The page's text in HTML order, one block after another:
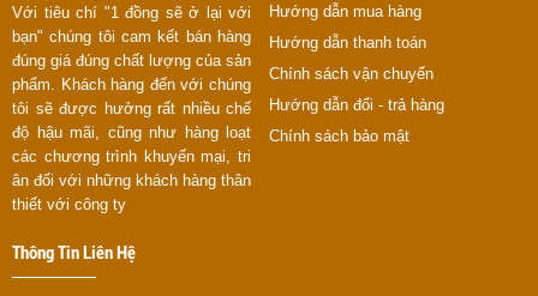
Với tiêu chí "1 đồng sẽ ở lại với
bạn" chúng tôi cam kết bán hàng
đúng giá đúng chất lượng của sản
phẩm. Khách hàng đến với chúng
tôi sẽ được hưởng rất nhiều chế
độ hậu mãi, cũng như hàng loạt
các chương trình khuyến mại, tri
ân đối với những khách hàng thân
thiết với công ty
Hướng dẫn mua hàng
Hướng dẫn thanh toán
Chính sách vận chuyển
Hướng dẫn đổi - trả hàng
Chính sách bảo mật
Thông Tin Liên Hệ